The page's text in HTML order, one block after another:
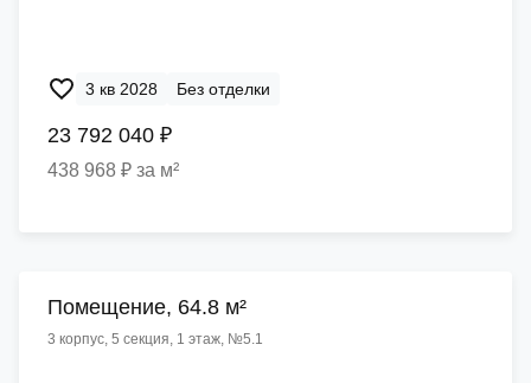
3 кв 2028 Без отделки
23 792 040 ₽
438 968 ₽ за м²
Помещение, 64.8 м²
3 корпус, 5 секция, 1 этаж, №5.1